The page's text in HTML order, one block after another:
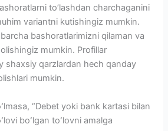
to’lashdan charchaganini
variantni kutishingiz mumkin.
bashoratlarimizni qilaman va
mumkin. Profillar
shaxsiy qarzlardan hech qanday
mumkin.
“Debet yoki bank kartasi bilan
boʻlgan toʻlovni amalga